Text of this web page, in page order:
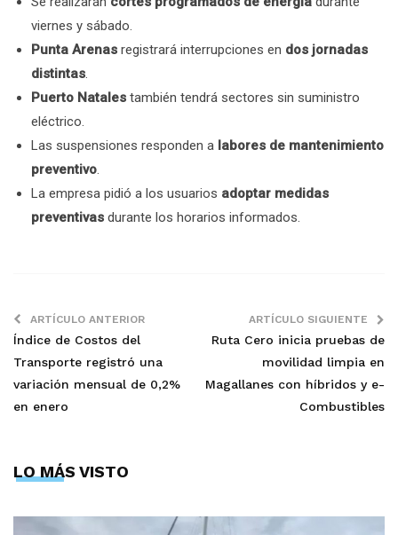
viernes y sábado.
Punta Arenas registrará interrupciones en dos jornadas
distintas.
Puerto Natales también tendrá sectores sin suministro
eléctrico.
Las suspensiones responden a labores de mantenimiento
preventivo.
La empresa pidió a los usuarios adoptar medidas
preventivas durante los horarios informados.
ARTÍCULO ANTERIOR
Índice de Costos del
Transporte registró una
variación mensual de 0,2%
en enero
ARTÍCULO SIGUIENTE
Ruta Cero inicia pruebas de
movilidad limpia en
Magallanes con híbridos y e-
Combustibles
LO MÁS VISTO